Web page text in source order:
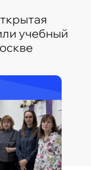
учебный